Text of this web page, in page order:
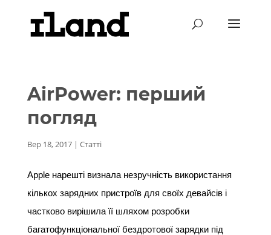
AirPower: перший
погляд
Вер 18, 2017| Статті
Apple нарешті визнала незручність використання
кількох зарядних пристроїв для своїх девайсів і
частково вирішила її шляхом розробки
багатофункціональної бездротової зарядки під